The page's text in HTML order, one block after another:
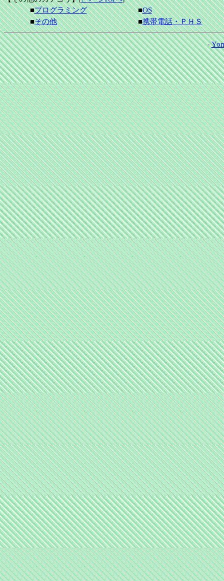
■プログラミング ■OS
■その他 ■携帯電話・ＰＨＳ
-